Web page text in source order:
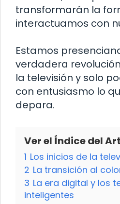
transformarán la
interactuamos con
Estamos
verdadera
la televisión y solo
con entusiasmo lo
depara.
Ver el Índice del
1 Los inicios de la
2 La transición al
3 La era digital y los
inteligentes